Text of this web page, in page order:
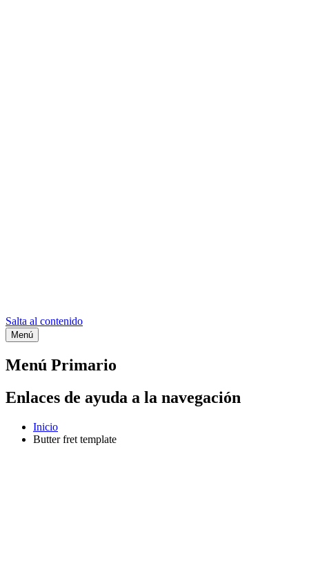
Salta al contenido
Etiqueta: Butter fret template
Menú
Menú Primario
Enlaces de ayuda a la navegación
Inicio
Butter fret template